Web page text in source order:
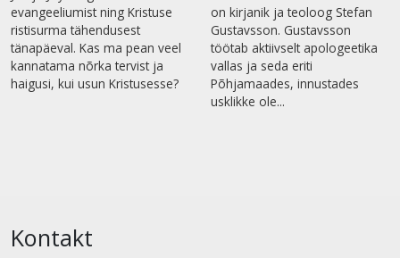
evangeeliumist ning Kristuse
ristisurma tähendusest
tänapäeval. Kas ma pean veel
kannatama nõrka tervist ja
haigusi, kui usun Kristusesse?
on kirjanik ja teoloog Stefan
Gustavsson. Gustavsson
töötab aktiivselt apologeetika
vallas ja seda eriti
Põhjamaades, innustades
usklikke ole...
Kontakt